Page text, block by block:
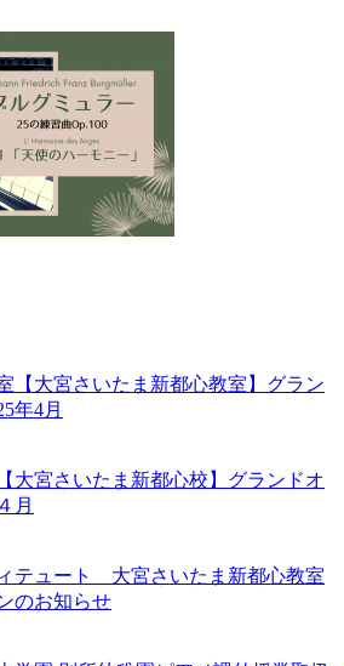
【大宮さいたま新都心教室】グラン
年4月
大宮さいたま新都心校】グランドオ
月
テュート 大宮さいたま新都心教室
のお知らせ